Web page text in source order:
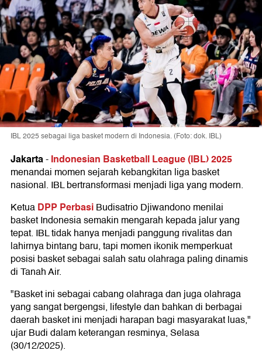
IBL 2025 sebagai liga basket modern di Indonesia. (Foto: dok. IBL)
Jakarta-Indonesian Basketball League (IBL) 2025
menandai momen sejarah kebangkitan liga basket
nasional. IBL bertransformasi menjadi liga yang modern.
KetuaDPP PerbasiBudisatrio Djiwandono menilai
basket Indonesia semakin mengarah kepada jalur yang
tepat. IBL tidak hanya menjadi panggung rivalitas dan
lahirnya bintang baru, tapi momen ikonik memperkuat
posisi basket sebagai salah satu olahraga paling dinamis
di Tanah Air.
"Basket ini sebagai cabang olahraga dan juga olahraga
yang sangat bergengsi, lifestyle dan bahkan di berbagai
daerah basket ini menjadi harapan bagi masyarakat luas,"
ujar Budi dalam keterangan resminya, Selasa
(30/12/2025).